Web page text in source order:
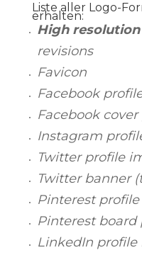
Liste aller Logo-
erhalten:
High resolution
revisions
Favicon
Facebook
Facebook
Instagram
Twitter profile
Twitter banner
Pinterest
Pinterest board
LinkedIn profile